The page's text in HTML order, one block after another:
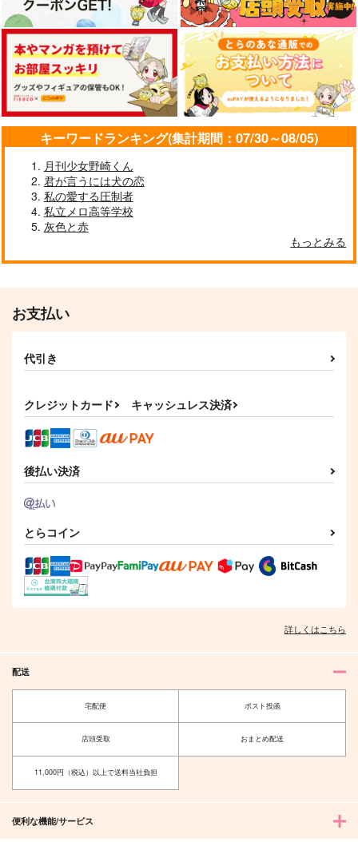
恋理は一日にして成ら
ず
アイオライト
2,000円 （税込）
蒲生慈玄×深水紫苑
サンプル
作品詳細
できたての恋はいか
が？
イルカの湖
472円（税込）
竈門炭治郎×我妻善逸
サンプル
作品詳細
山姥切長義の恋語り
蒼い月と紅い風
3,144円（税込）
山姥切国広×山姥切長義
サンプル
作品詳細
恋はわにわに
なえどこ
天城一彩×白鳥藍良
サンプル
作品詳細
遊具
鉢屋三郎×女夢主
キーワードランキング(集計期間：07/30～08/05)
月刊少女野崎くん
君が言うには犬の恋
私の愛する圧制者
私立メロ高等学校
灰色と赤
もっとみる
お支払い
代引き
クレジットカード キャッシュレス決済
後払い決済
とらコイン
詳しくはこちら
配送
宅配便 ポスト投函
店頭受取 おまとめ配送
11,000円（税込）以上で送料当社負担
便利な機能/サービス